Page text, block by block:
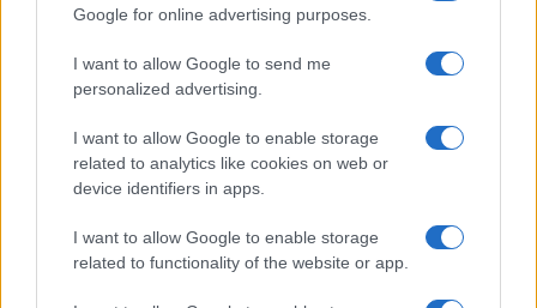
Google for online advertising purposes.
I want to allow Google to send me
personalized advertising.
I want to allow Google to enable storage
related to analytics like cookies on web or
device identifiers in apps.
I want to allow Google to enable storage
related to functionality of the website or app.
ΚΟΣΜΟΣ